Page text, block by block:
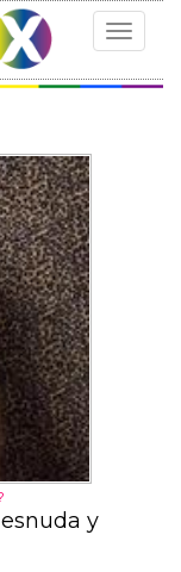
Toggle
y